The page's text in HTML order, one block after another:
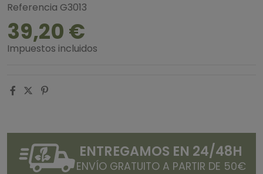
Referencia G3013
39,20 €
Impuestos incluidos
ENTREGAMOS EN 24/48H
ENVÍO GRATUITO A PARTIR DE 50€